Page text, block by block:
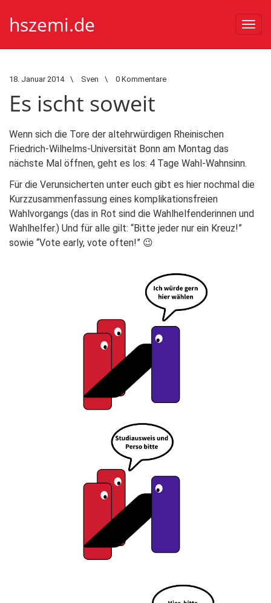
hszemi.de
18. Januar 2014 \ Sven \ 0 Kommentare
Es ischt soweit
Wenn sich die Tore der altehrwürdigen Rheinischen
Friedrich-Wilhelms-Universität Bonn am Montag das
nächste Mal öffnen, geht es los: 4 Tage Wahl-Wahnsinn.
Für die Verunsicherten unter euch gibt es hier nochmal die
Kurzzusammenfassung eines komplikationsfreien
Wahlvorgangs (das in Rot sind die Wahlhelfenderinnen und
Wahlhelfer.) Und für alle gilt: “Bitte jeder nur ein Kreuz!”
sowie “Vote early, vote often!” 😉